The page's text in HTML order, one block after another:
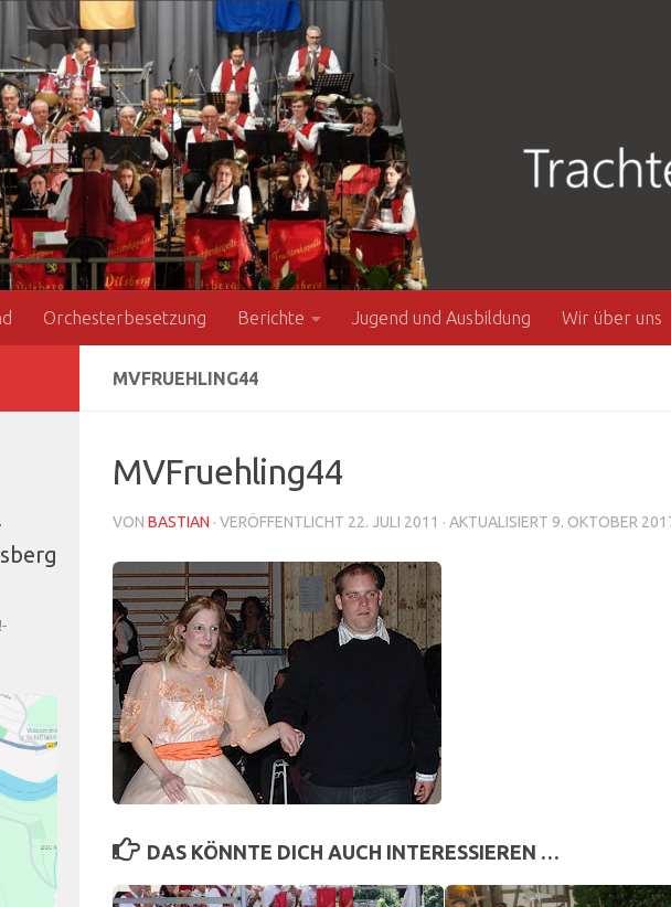
Orchesterbesetzung Berichte Jugend und Ausbildung Wir über uns
MVFRUEHLING44
MVFruehling44
VON BASTIAN · VERÖFFENTLICHT 22. JULI 2011 · AKTUALISIERT 9. OKTOBER
DAS KÖNNTE DICH AUCH INTERESSIEREN …